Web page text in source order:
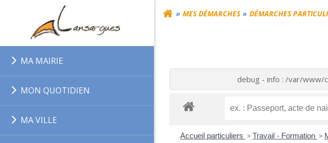
MA MAIRIE
MON QUOTIDIEN
MA VILLE
MES DÉMARCHES DÉMARCHES
debug - info : /var/
Accueil particuliers > Travail - Formation >